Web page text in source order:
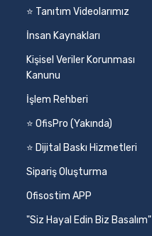
⭐ Tanıtım Videolarımız
İnsan Kaynakları
Kişisel Veriler Korunması
Kanunu
İşlem Rehberi
⭐ OfisPro (Yakında)
⭐ Dijital Baskı Hizmetleri
Sipariş Oluşturma
Ofisostim APP
"Siz Hayal Edin Biz Basalım"